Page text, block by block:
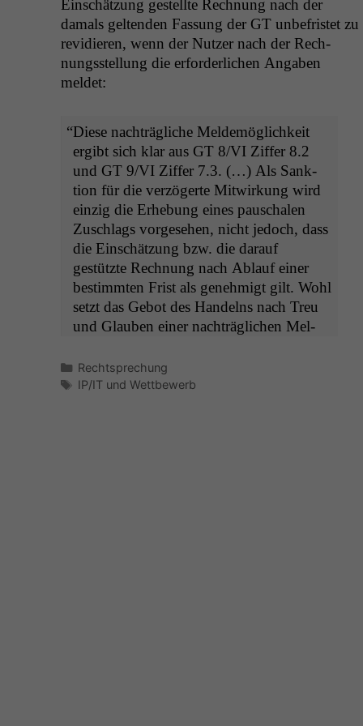
Ein­schätzung gestellte Rech­nung nach der
damals gel­tenden Fas­sung der GTunbe­fris­tet zu
rev­i­dieren, wenn der Nutzer nach der Rech­
nungsstel­lung die erforder­lichen Angaben
meldet:
“Diese nachträgliche Meldemöglichkeit
ergibt sich klar aus GT8/VIZif­fer 8.2
und GT9/VIZif­fer 7.3. (…) Als Sank­
tion für die verzögerte Mitwirkung wird
einzig die Erhe­bung eines pauschalen
Zuschlags vorge­se­hen, nicht jedoch, dass
die Ein­schätzung bzw. die darauf
gestützte Rech­nung nach Ablauf ein­er
bes­timmten Frist als genehmigt gilt. Wohl
set­zt das Gebot des Han­delns nach Treu
und Glauben ein­er nachträglichen Mel­
Kategorien
Rechtsprechung
Schlagwörter
IP/IT und Wettbewerb